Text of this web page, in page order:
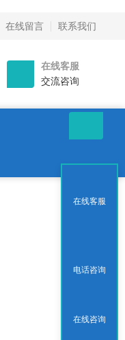
在线留言 联系我们
在线客服
交流咨询
在线客服
电话咨询
在线咨询